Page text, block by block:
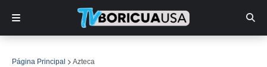
Página Principal Azteca